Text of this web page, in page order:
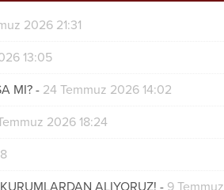
2026 21:31
13:05
MI? - 24 Temmuz 2026 14:02
2026 18:24